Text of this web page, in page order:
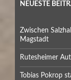
NEUESTE
Zwischen
Magstadt
Rutesheimer
Tobias Pokrop